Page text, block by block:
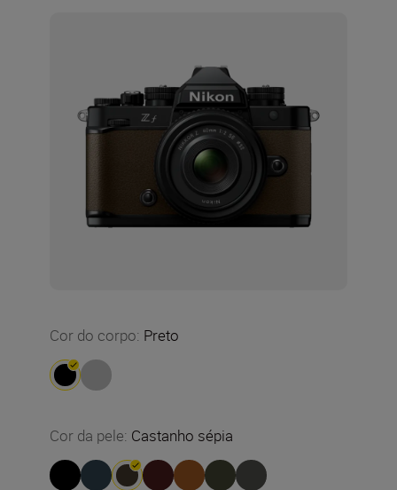
Cor do corpo: Preto
Cor da pele: Castanho sépia